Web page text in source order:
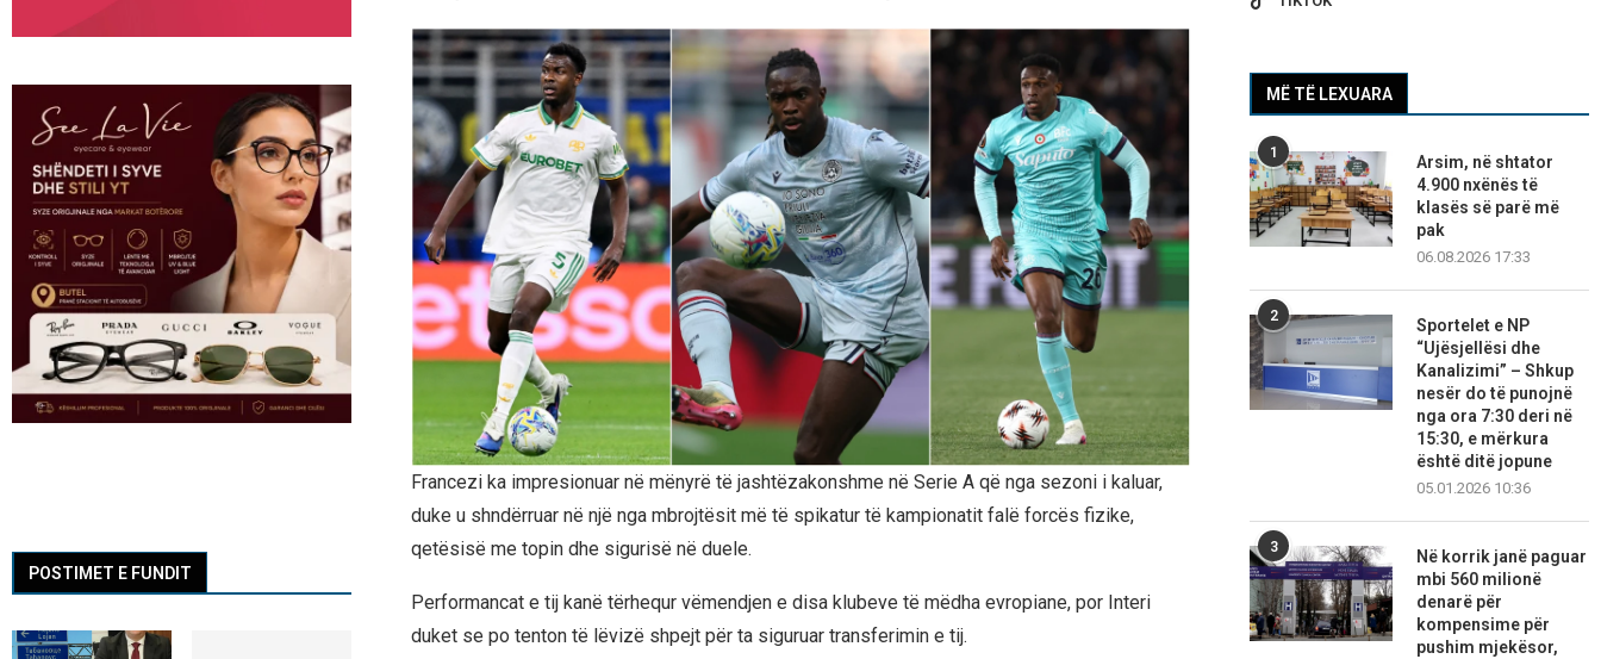
Francezi ka impresionuar në mënyrë të jashtëzakonshme në Serie A që nga sezoni i kaluar,
duke u shndërruar në një nga mbrojtësit më të spikatur të kampionatit falë forcës fizike,
qetësisë me topin dhe sigurisë në duele.
Performancat e tij kanë tërhequr vëmendjen e disa klubeve të mëdha evropiane, por Interi
duket se po tenton të lëvizë shpejt për ta siguruar transferimin e tij.
MË TË LEXUARA
1
Arsim, në shtator
4.900 nxënës të
klasës së parë më
pak
06.08.2026 17:33
2
Sportelet e NP
“Ujësjellësi dhe
Kanalizimi” – Shkup
nesër do të punojnë
nga ora 7:30 deri në
15:30, e mërkura
është ditë jopune
05.01.2026 10:36
3
Në korrik janë paguar
mbi 560 milionë
denarë për
kompensime për
pushim mjekësor,
POSTIMET E FUNDIT